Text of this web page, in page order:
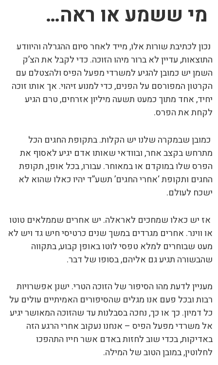
מי ששמע או ראה…
נכון לכתיבת שורות אלו, מייד לאחר סיום ההגרלה והיוודע
התוצאות, עדיין לא ברור מיהו הזוכה. כדי לקבל את הצ’ק
השמן יש כמובן להגיע למשרדי מפעל הפיס ולהצטלם עם
הקרטון המפורסם על הפנים, כדי למנוע זיהוי. אך אותו זוכה
יחיד, אחד מתוך כמעט תשעה מיליון אזרחים, טרם הגיע
לקחת את הפרס.
כמובן שבמקרה שלנו יש הקלות. בתקופת החגים הכל
מתרחש בקצב אחר, ובוודאי שאותו אדם יגיע לאסוף את
הפרס שלו במוקדם או במאוחר. עבורו, בכל אופן, תקופת
החגים ותקופת ‘אחרי החגים’ תשע”ד יהיו כאלו שהוא לא
ישכח לעולם.
אז יש כאלו שמחכים לאראלה. יש אחרים שממלאים טוטו
או ווינר. אחרים מגרדים במשך שנים כרטיסי חיש גד ויש לא
מעט שבוחרים למלא טפסי לוטו באופן קבוע, בתקווה
שהבשורה תגיע גם אליהם, בסופו של דבר.
מעניין לדעת מהו הסיפור של הזוכה הטרי. ישנן אפשרויות
רבות ובכל פעם אנו מגלים שהסיפורים האמיתיים עולים על
כל דמיון. כך או כך, נחכה בסבלנות עד שהזוכה המאושר יגיע
אל משרדי מפעל הפיס – אנחנו נעקוב אחרי הרגע הזה
באדיקות, בכדי שוב לחזות באדם אשר חייו התהפכו
לחלוטין, במובן הטוב של המילה.